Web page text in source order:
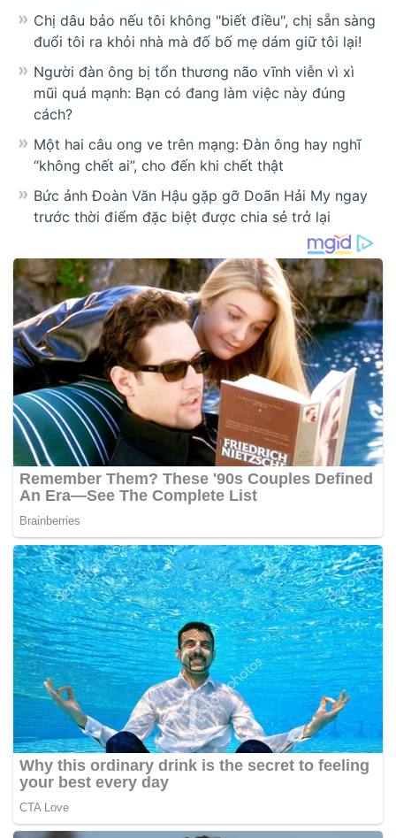
Chị dâu bảo nếu tôi không "biết điều", chị sẵn sàng
đuổi tôi ra khỏi nhà mà đố bố mẹ dám giữ tôi lại!
Người đàn ông bị tổn thương não vĩnh viễn vì xì
mũi quá mạnh: Bạn có đang làm việc này đúng
cách?
Một hai câu ong ve trên mạng: Đàn ông hay nghĩ
“không chết ai”, cho đến khi chết thật
Bức ảnh Đoàn Văn Hậu gặp gỡ Doãn Hải My ngay
trước thời điểm đặc biệt được chia sẻ trở lại